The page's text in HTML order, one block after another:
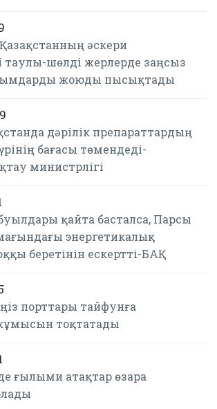
әскери
таулы-шөлді жерлерде заңсыз
жоюды пысықтады
дәрілік препараттардың
бағасы төмендеді-
министрлігі
қайта басталса, Парсы
энергетикалық
беретінін ескертті-БАҚ
порттары тайфунға
тоқтатады
ғылыми атақтар өзара